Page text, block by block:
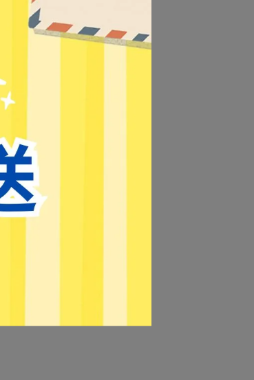
【紙博館】燙金簽名板 GAB
~NT$31